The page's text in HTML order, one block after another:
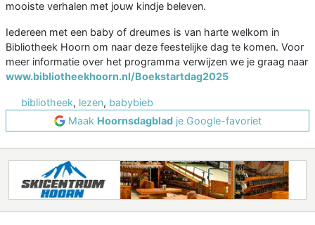
mooiste verhalen met jouw kindje beleven.
Iedereen met een baby of dreumes is van harte welkom in
Bibliotheek Hoorn om naar deze feestelijke dag te komen. Voor
meer informatie over het programma verwijzen we je graag naar
www.bibliotheekhoorn.nl/Boekstartdag2025
bibliotheek, lezen, babybieb
Maak Hoornsdagbladje Google-favoriet